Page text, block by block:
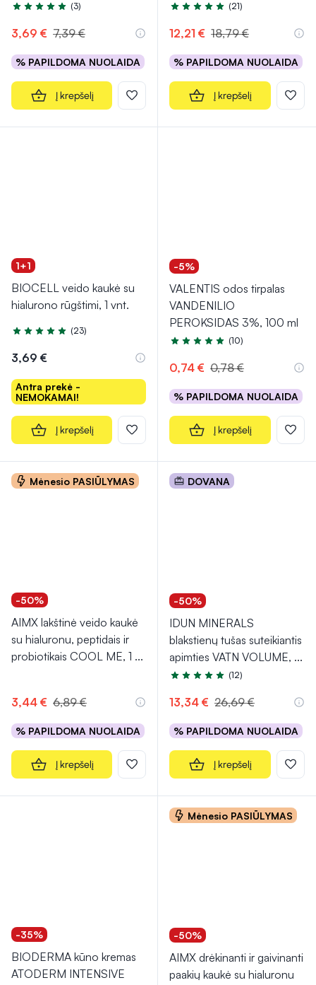
Įvertinimas 5.0 iš 5
(3)
3,69 € 7,39 €
% PAPILDOMA NUOLAIDA
Į krepšelį
Įvertinimas 5.0 iš 5
(21)
12,21 € 18,79 €
% PAPILDOMA NUOLAIDA
Į krepšelį
1+1
BIOCELL veido kaukė su
hialurono rūgštimi, 1 vnt.
Įvertinimas 5.0 iš 5
(23)
3,69 €
Antra prekė -
NEMOKAMAI!
Į krepšelį
-5%
VALENTIS odos tirpalas
VANDENILIO
PEROKSIDAS 3%, 100 ml
Įvertinimas 4.7 iš 5
(10)
0,74 € 0,78 €
% PAPILDOMA NUOLAIDA
Į krepšelį
Mėnesio PASIŪLYMAS
-50%
AIMX lakštinė veido kaukė
su hialuronu, peptidais ir
probiotikais COOL ME, 1 ...
3,44 € 6,89 €
% PAPILDOMA NUOLAIDA
Į krepšelį
DOVANA
-50%
IDUN MINERALS
blakstienų tušas suteikiantis
apimties VATN VOLUME, ...
Įvertinimas 4.7 iš 5
(12)
13,34 € 26,69 €
% PAPILDOMA NUOLAIDA
Į krepšelį
-35%
BIODERMA kūno kremas
ATODERM INTENSIVE
Mėnesio PASIŪLYMAS
-50%
AIMX drėkinanti ir gaivinanti
paakių kaukė su hialuronu